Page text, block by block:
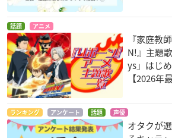
話題 アニメ
『家庭教
N!』主題
ys」はじ
【2026年
ランキング アンケート 話題 声優
オタクが